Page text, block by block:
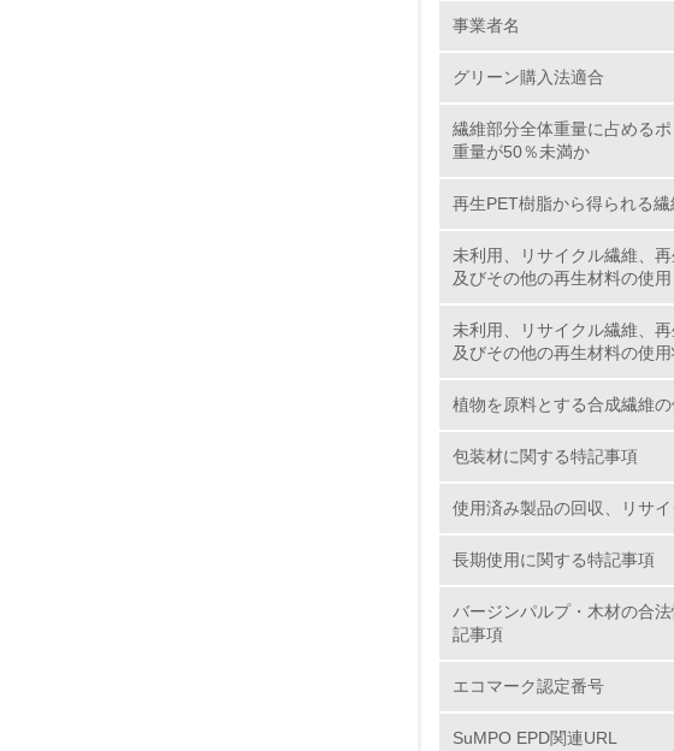
1. 環境方針
4.
5.
事業者名
グリーン購入法適合
繊維部分全体重量に占める
重量が50％未満か
再生PET樹脂から得られる繊
未利用、リサイクル繊維、
及びその他の再生材料の使用
未利用、リサイクル繊維、
及びその他の再生材料の使用
植物を原料とする合成繊維
包装材に関する特記事項
使用済み製品の回収、リサ
長期使用に関する特記事項
バージンパルプ・木材の合
記事項
エコマーク認定番号
SuMPO EPD関連URL